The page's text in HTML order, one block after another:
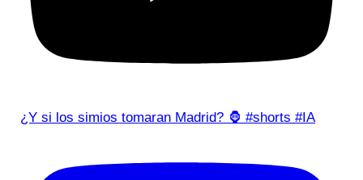
¿Y si los simios tomaran Madrid? 🦍 #shorts #IA